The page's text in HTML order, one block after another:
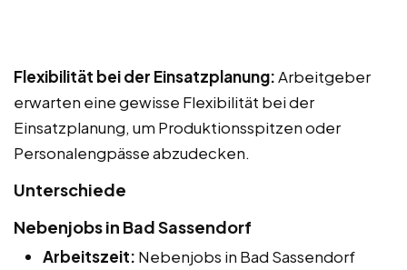
Flexibilität bei der Einsatzplanung:Arbeitgeber
erwarten eine gewisse Flexibilität bei der
Einsatzplanung, um Produktionsspitzen oder
Personalengpässe abzudecken.
Unterschiede
Nebenjobs in Bad Sassendorf
Arbeitszeit: Nebenjobs in Bad Sassendorf